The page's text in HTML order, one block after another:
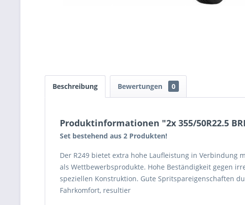
Beschreibung Bewertungen 0
Produktinformationen "2x 355/50R22.5
Set bestehend aus 2 Produkten!
Der R249 bietet extra hohe Laufleistung in Verbindung
als Wettbewerbsprodukte. Hohe Beständigkeit gegen
speziellen Konstruktion. Gute Spritspareigenschaften
Fahrkomfort, resultier